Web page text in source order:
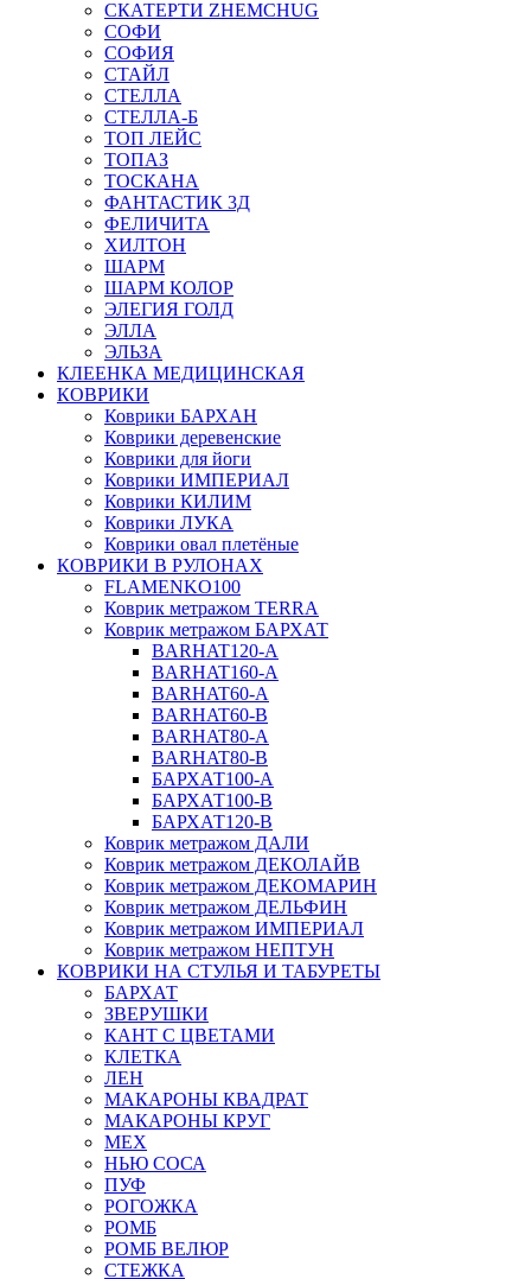
СКАТЕРТИ ZHEMCHUG
СОФИ
СОФИЯ
СТАЙЛ
СТЕЛЛА
СТЕЛЛА-Б
ТОП ЛЕЙС
ТОПАЗ
ТОСКАНА
ФАНТАСТИК 3Д
ФЕЛИЧИТА
ХИЛТОН
ШАРМ
ШАРМ КОЛОР
ЭЛЕГИЯ ГОЛД
ЭЛЛА
ЭЛЬЗА
КЛЕЕНКА МЕДИЦИНСКАЯ
КОВРИКИ
Коврики БАРХАН
Коврики деревенские
Коврики для йоги
Коврики ИМПЕРИАЛ
Коврики КИЛИМ
Коврики ЛУКА
Коврики овал плетёные
КОВРИКИ В РУЛОНАХ
FLAMENKO100
Коврик метражом TERRA
Коврик метражом БАРХАТ
BARHAT120-A
BARHAT160-A
BARHAT60-A
BARHAT60-B
BARHAT80-A
BARHAT80-B
БАРХАТ100-A
БАРХАТ100-B
БАРХАТ120-B
Коврик метражом ДАЛИ
Коврик метражом ДЕКОЛАЙВ
Коврик метражом ДЕКОМАРИН
Коврик метражом ДЕЛЬФИН
Коврик метражом ИМПЕРИАЛ
Коврик метражом НЕПТУН
КОВРИКИ НА СТУЛЬЯ И ТАБУРЕТЫ
БАРХАТ
ЗВЕРУШКИ
КАНТ С ЦВЕТАМИ
КЛЕТКА
ЛЕН
МАКАРОНЫ КВАДРАТ
МАКАРОНЫ КРУГ
МЕХ
НЬЮ СОСА
ПУФ
РОГОЖКА
РОМБ
РОМБ ВЕЛЮР
СТЕЖКА